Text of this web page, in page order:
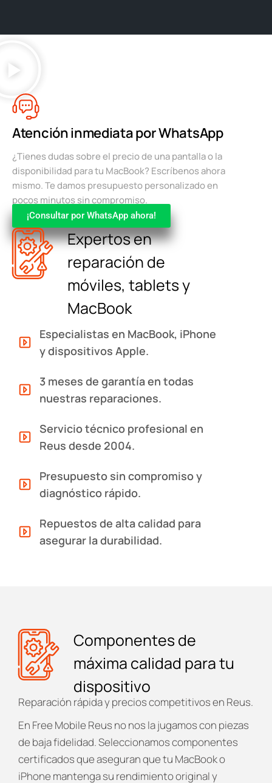
Atención inmediata por WhatsApp
¿Tienes dudas sobre el precio de una pantalla o la
disponibilidad para tu MacBook? Escríbenos ahora
mismo. Te damos presupuesto personalizado en
pocos minutos sin compromiso.
¡Consultar por WhatsApp ahora!
Expertos en
reparación de
móviles, tablets y
MacBook
Especialistas en MacBook, iPhone
y dispositivos Apple.
3 meses de garantía en todas
nuestras reparaciones.
Servicio técnico profesional en
Reus desde 2004.
Presupuesto sin compromiso y
diagnóstico rápido.
Repuestos de alta calidad para
asegurar la durabilidad.
Componentes de
máxima calidad para tu
dispositivo
Reparación rápida y precios competitivos en Reus.
En Free Mobile Reus no nos la jugamos con piezas
de baja fidelidad. Seleccionamos componentes
certificados que aseguran que tu MacBook o
iPhone mantenga su rendimiento original y